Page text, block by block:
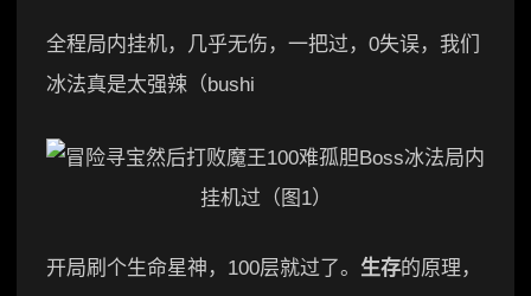
全程局内挂机，几乎无伤，一把过，0失误，我们
冰法真是太强辣（bushi
开局刷个生命星神，100层就过了。 生存的原理，